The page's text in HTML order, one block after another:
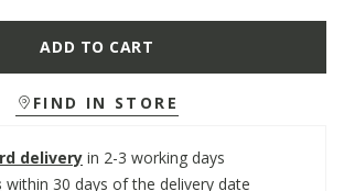
ADD TO CART
FIND IN STORE
delivery in 2-3 working days
within 30 days of the delivery date